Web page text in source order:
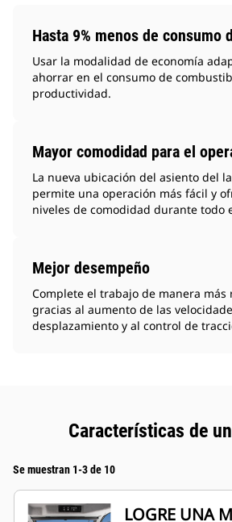
Hasta 9% menos de consumo
Usar la modalidad de economía
ahorrar en el consumo de
productividad.
Mayor comodidad para el
La nueva ubicación del asiento del
permite una operación más fácil y
niveles de comodidad durante todo
Mejor desempeño
Complete el trabajo de manera más
gracias al aumento de las
desplazamiento y al control de
Características de
Se muestran 1-3 de 10
LOGRE UNA